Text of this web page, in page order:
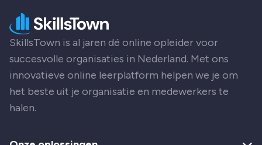
SkillsTown is al jaren dé online opleider voor
succesvolle organisaties in Nederland. Met ons
innovatieve online leerplatform helpen we je om
het beste uit je organisatie en medewerkers te
halen.